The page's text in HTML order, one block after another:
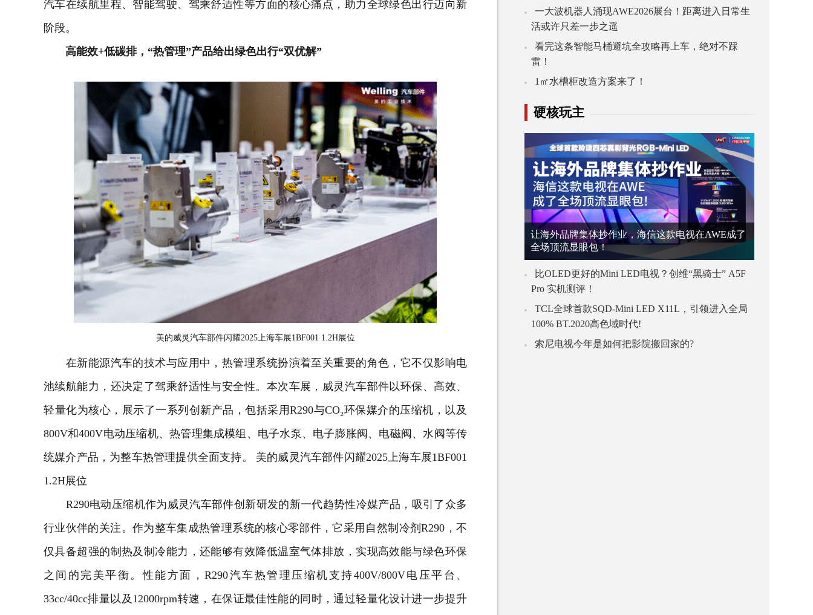
汽车在续航里程、智能驾驶、驾乘舒适性等方面的核心痛点，助力全球绿色出行迈向新
阶段。
高能效+低碳排，“热管理”产品给出绿色出行“双优解”
美的威灵汽车部件闪耀2025上海车展1BF001 1.2H展位
在新能源汽车的技术与应用中，热管理系统扮演着至关重要的角色，它不仅影响电
池续航能力，还决定了驾乘舒适性与安全性。本次车展，威灵汽车部件以环保、高效、
轻量化为核心，展示了一系列创新产品，包括采用R290与CO₂环保媒介的压缩机，以及
800V和400V电动压缩机、热管理集成模组、电子水泵、电子膨胀阀、电磁阀、水阀等传
统媒介产品，为整车热管理提供全面支持。 美的威灵汽车部件闪耀2025上海车展1BF001
1.2H展位
R290电动压缩机作为威灵汽车部件创新研发的新一代趋势性冷媒产品，吸引了众多
行业伙伴的关注。作为整车集成热管理系统的核心零部件，它采用自然制冷剂R290，不
仅具备超强的制热及制冷能力，还能够有效降低温室气体排放，实现高效能与绿色环保
之间的完美平衡。性能方面，R290汽车热管理压缩机支持400V/800V电压平台、
33cc/40cc排量以及12000rpm转速，在保证最佳性能的同时，通过轻量化设计进一步提升
一大波机器人涌现AWE2026展台！距离进入日常生
活或许只差一步之遥
看完这条智能马桶避坑全攻略再上车，绝对不踩
雷！
1㎡水槽柜改造方案来了！
硬核玩主
让海外品牌集体抄作业，海信这款电视在AWE成了
全场顶流显眼包！
比OLED更好的Mini LED电视？创维“黑骑士” A5F
Pro 实机测评！
TCL全球首款SQD-Mini LED X11L，引领进入全局
100% BT.2020高色域时代!
索尼电视今年是如何把影院搬回家的?